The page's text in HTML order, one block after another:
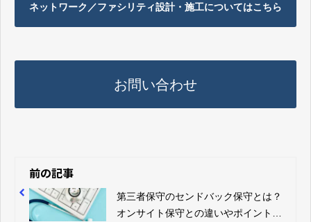
ネットワーク／ファシリティ設計・施工についてはこちら
お問い合わせ
前の記事
第三者保守のセンドバック保守とは？
オンサイト保守との違いやポイントに